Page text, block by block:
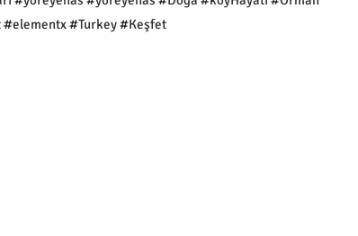
#Turkey #Keşfet